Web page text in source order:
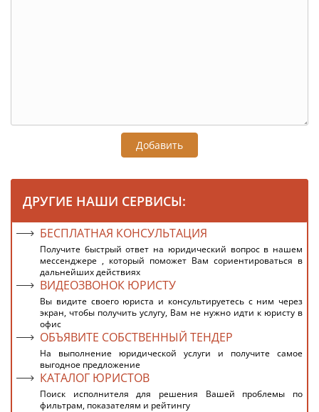
Добавить
ДРУГИЕ НАШИ СЕРВИСЫ:
БЕСПЛАТНАЯ КОНСУЛЬТАЦИЯ
Получите быстрый ответ на юридический вопрос в нашем
мессенджере , который поможет Вам сориентироваться в
дальнейших действиях
ВИДЕОЗВОНОК ЮРИСТУ
Вы видите своего юриста и консультируетесь с ним через
экран, чтобы получить услугу, Вам не нужно идти к юристу в
офис
ОБЪЯВИТЕ СОБСТВЕННЫЙ ТЕНДЕР
На выполнение юридической услуги и получите самое
выгодное предложение
КАТАЛОГ ЮРИСТОВ
Поиск исполнителя для решения Вашей проблемы по
фильтрам, показателям и рейтингу